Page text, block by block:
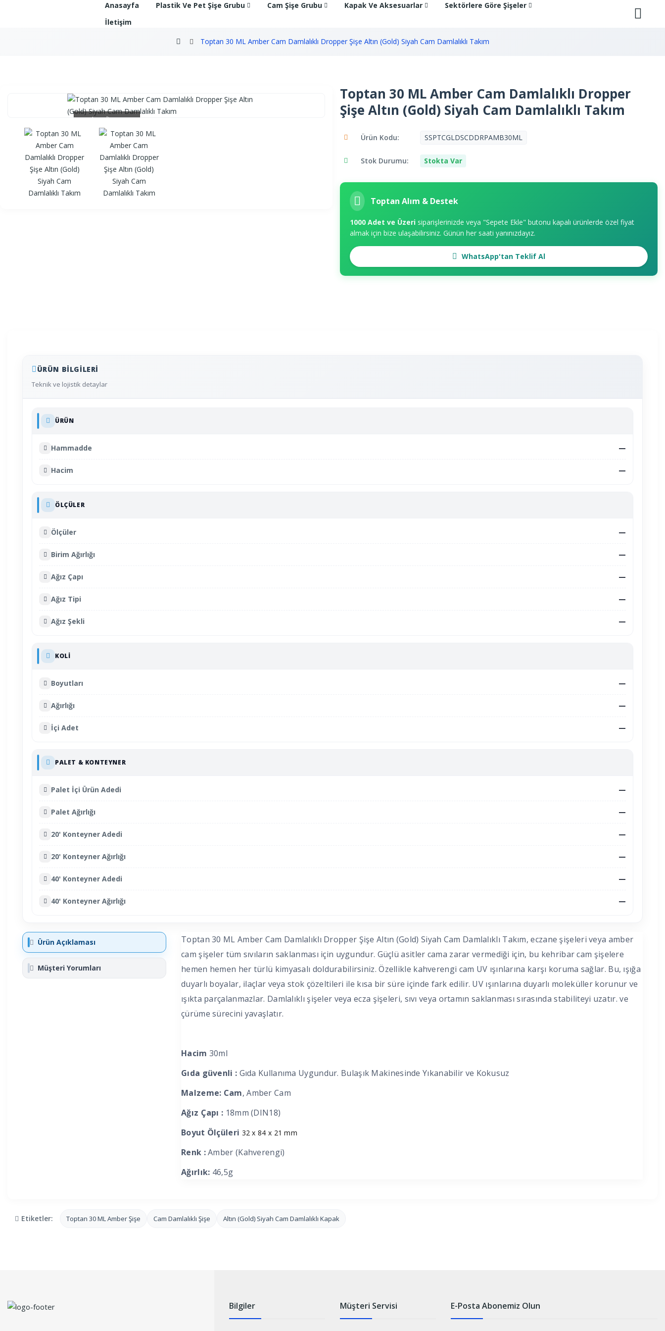
Anasayfa Plastik Ve Pet Şişe Grubu Cam Şişe Grubu Kapak Ve Aksesuarlar
Sektörlere Göre Şişeler
İletişim
Toptan 30 ML Amber Cam Damlalıklı Dropper Şişe Altın (Gold) Siyah Cam Damlalıklı Takım
Loading...
Loading...
Toptan 30 ML Amber Cam Damlalıklı Dropper
Şişe Altın (Gold) Siyah Cam Damlalıklı Takım
Ürün Kodu: SSPTCGLDSCDDRPAMB30ML
Stok Durumu: Stokta Var
Toptan Alım & Destek
1000 Adet ve Üzeri siparişlerinizde veya "Sepete Ekle" butonu kapalı ürünlerde özel fiyat
almak için bize ulaşabilirsiniz. Günün her saati yanınızdayız.
WhatsApp'tan Teklif Al
ÜRÜN BILGILERI
Teknik ve lojistik detaylar
ÜRÜN
Hammadde —
Hacim —
ÖLÇÜLER
Ölçüler —
Birim Ağırlığı —
Ağız Çapı —
Ağız Tipi —
Ağız Şekli —
KOLI
Boyutları —
Ağırlığı —
İçi Adet —
PALET & KONTEYNER
Palet İçi Ürün Adedi —
Palet Ağırlığı —
20' Konteyner Adedi —
20' Konteyner Ağırlığı —
40' Konteyner Adedi —
40' Konteyner Ağırlığı —
Ürün Açıklaması
Müşteri Yorumları
Toptan 30 ML Amber Cam Damlalıklı Dropper Şişe Altın (Gold) Siyah Cam Damlalıklı Takım, eczane şişeleri veya amber
cam şişeler tüm sıvıların saklanması için uygundur. Güçlü asitler cama zarar vermediği için, bu kehribar cam şişelere
hemen hemen her türlü kimyasalı doldurabilirsiniz. Özellikle kahverengi cam UV ışınlarına karşı koruma sağlar. Bu, ışığa
duyarlı boyalar, ilaçlar veya stok çözeltileri ile kısa bir süre içinde fark edilir. UV ışınlarına duyarlı moleküller korunur ve
ışıkta parçalanmazlar. Damlalıklı şişeler veya ecza şişeleri, sıvı veya ortamın saklanması sırasında stabiliteyi uzatır. ve
çürüme sürecini yavaşlatır.
Hacim 30ml
Gıda güvenli : Gıda Kullanıma Uygundur. Bulaşık Makinesinde Yıkanabilir ve Kokusuz
Malzeme: Cam, Amber Cam
Ağız Çapı : 18mm (DIN18)
Boyut Ölçüleri 32 x 84 x 21 mm
Renk :Amber (Kahverengi)
Ağırlık: 46,5g
Etiketler: Toptan 30 ML Amber Şişe Cam Damlalıklı Şişe Altın (Gold) Siyah Cam Damlalıklı Kapak
Bilgiler Müşteri Servisi E-Posta Abonemiz Olun